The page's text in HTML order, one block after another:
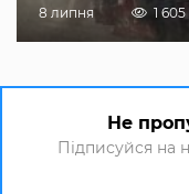
8 липня 1 605
Не
Підписуйся на